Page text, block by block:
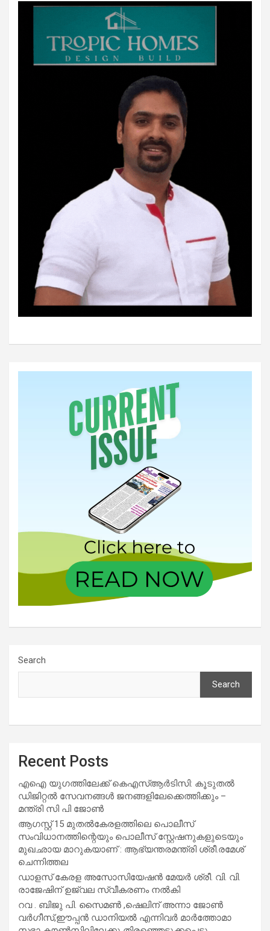
Search
Search
Recent Posts
എഐ യുഗത്തിലേക്ക് കെഎസ്ആർടിസി: കൂടുതൽ
ഡിജിറ്റൽ സേവനങ്ങൾ ജനങ്ങളിലേക്കെത്തിക്കും –
മന്ത്രി സി പി ജോൺ
ആഗസ്റ്റ് 15 മുതല്‍കേരളത്തിലെ പൊലീസ്
സംവിധാനത്തിന്റെയും പൊലീസ് സ്റ്റേഷനുകളുടെയും
മുഖഛായ മാറുകയാണ് : ആഭ്യന്തരമന്ത്രി ശ്രീ.രമേശ്
ചെന്നിത്തല
ഡാളസ് കേരള അസോസിയേഷൻ മേയർ ശ്രീ. വി. വി.
രാജേഷിന് ഉജ്വല സ്വീകരണം നൽകി
റവ . ബിജു പി. സൈമൺ ,ഷെലിന് അന്നാ ജോൺ
വർഗീസ്,ഈപ്പൻ ഡാനിയൽ എന്നിവർ മാർത്തോമാ